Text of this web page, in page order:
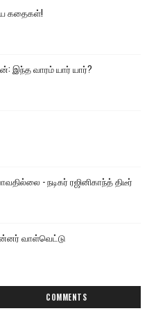
கதைகள்!
இந்த வாரம் யார் யார்?
- நடிகர் ரஜினிகாந்த் திடீர்
வாள்வெட்டு
COMMENTS